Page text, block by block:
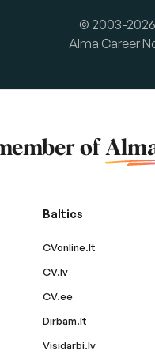
© 2003-
Alma Career
of
Baltics
CVonline.lt
CV.lv
CV.ee
Dirbam.lt
Visidarbi.lv